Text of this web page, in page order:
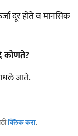
दूर होते व मानसिक
कोणते?
जाते.
क्लिक करा.